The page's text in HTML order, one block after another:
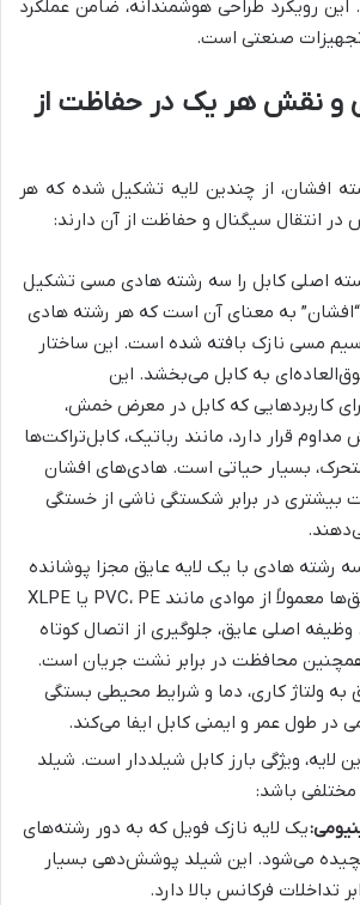
رویکرد طراحی هوشمندانه، ضامن عملکرد
صنعتی است.
و نقش هر یک در حفاظت از
افشان، از چندین لایه تشکیل شده که هر
انتقال سیگنال و حفاظت از آن دارند:
اصلی کابل را سه رشته هادی مسی تشکیل
به معنای آن است که هر رشته هادی
سیم مسی نازک بافته شده است. این ساختار
به کابل می‌بخشد. این
کاربردهایی که کابل در معرض خمش،
قرار دارد، مانند رباتیک، کابل‌تراکت‌ها
بسیار حیاتی است. هادی‌های افشان
در برابر شکستگی ناشی از خستگی
رشته هادی با یک لایه عایق مجزا پوشانده
می‌شود. این عایق‌ها معمولاً از موادی مانند PVC، PE یا XLPE
اصلی عایق، جلوگیری از اتصال کوتاه
محافظت در برابر نشت جریان است.
به ولتاژ کاری، دما و شرایط محیطی بستگی
در طول عمر و ایمنی کابل ایفا می‌کند.
لایه، ویژگی بارز کابل شیلددار است. شیلد
مختلفی باشد:
یک لایه نازک فویل که به دور رشته‌های
می‌شود. این شیلد پوشش‌دهی بسیار
تداخلات فرکانس بالا دارد.